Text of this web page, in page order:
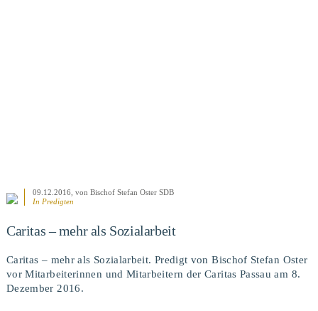
09.12.2016 , von Bischof Stefan Oster SDB
In Predigten
Caritas – mehr als Sozialarbeit
Caritas – mehr als Sozialarbeit. Predigt von Bischof Stefan Oster
vor Mitarbeiterinnen und Mitarbeitern der Caritas Passau am 8.
Dezember 2016.